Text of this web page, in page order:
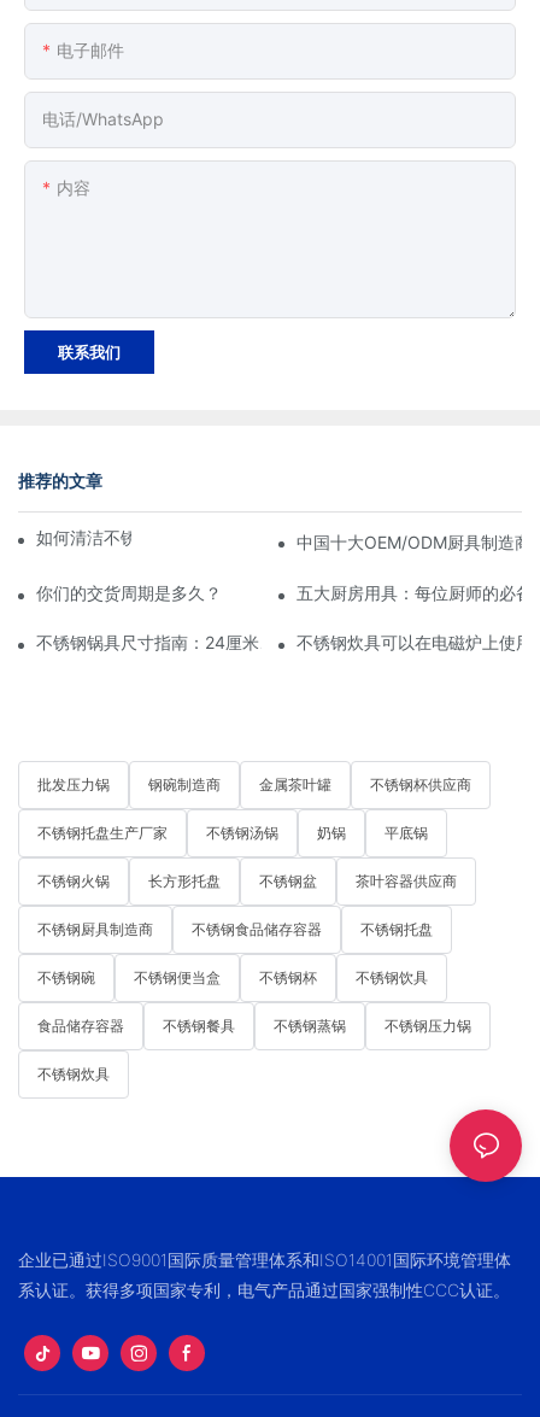
电子邮件
电话/WhatsApp
内容
联系我们
推荐的文章
如何清洁不锈钢煎锅 中国十大OEM/ODM厨具制造商
你们的交货周期是多久？ 五大厨房用具：每位厨师的必备
不锈钢锅具尺寸指南：24厘米、26厘米和28厘米，哪种尺寸适合您
不锈钢炊具可以在电磁炉上使用
批发压力锅 钢碗制造商 金属茶叶罐 不锈钢杯供应商
不锈钢托盘生产厂家 不锈钢汤锅 奶锅 平底锅
不锈钢火锅 长方形托盘 不锈钢盆 茶叶容器供应商
不锈钢厨具制造商 不锈钢食品储存容器 不锈钢托盘
不锈钢碗 不锈钢便当盒 不锈钢杯 不锈钢饮具
食品储存容器 不锈钢餐具 不锈钢蒸锅 不锈钢压力锅
不锈钢炊具
企业已通过ISO9001国际质量管理体系和ISO14001国际环境管理体
系认证。获得多项国家专利，电气产品通过国家强制性CCC认证。